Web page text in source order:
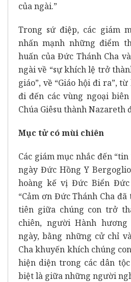
của ngài.”
Trong sứ điệp, các giám
nhấn mạnh những điểm
huấn của Đức Thánh Cha
ngài về “sự khích lệ trở
giáo”, về “Giáo hội đi ra”,
đi đến các vùng ngoại
Chúa Giêsu thành Nazareth
Mục tử có mùi chiên
Các giám mục nhắc đến
ngày Đức Hồng Y
hoàng kế vị Đức Biển Đức
“Cảm ơn Đức Thánh Cha
tiên giữa chúng con trở
chiên, người Hành
ngày, bằng những cử chỉ
Cha khuyến khích chúng
hiện diện trong các dân
biệt là giữa những người